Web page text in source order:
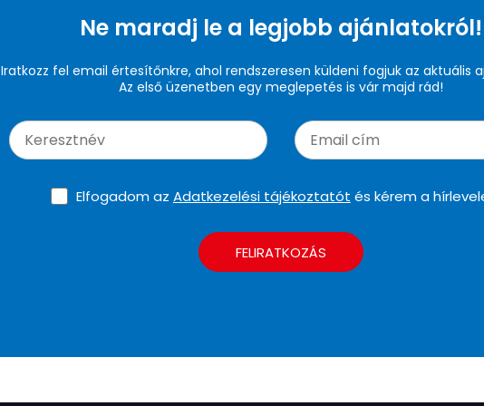
Ne maradj le a legjobb ajánlatokról!
Iratkozz fel email értesítőnkre, ahol rendszeresen küldeni fogjuk az aktuális
Az első üzenetben egy meglepetés is vár majd rád!
Elfogadom az Adatkezelési tájékoztatót és kérem a
FELIRATKOZÁS